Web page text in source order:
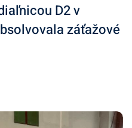
D2 v
záťažové